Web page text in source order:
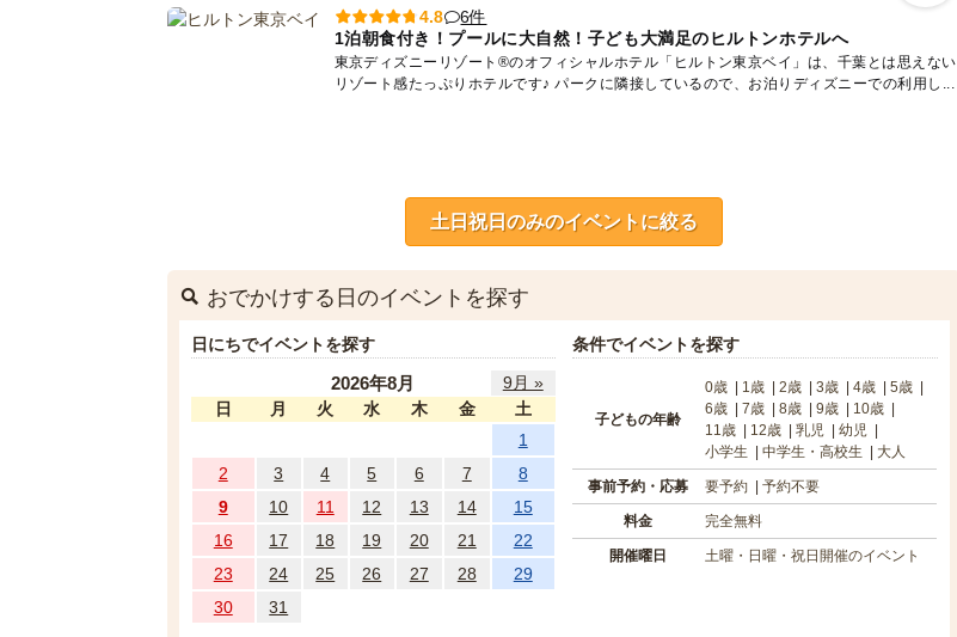
4.8
6件
1泊朝食付き！プールに大自然！子ども大満足のヒルトンホテルへ
東京ディズニーリゾート®のオフィシャルホテル「ヒルトン東京ベイ」は、千葉とは思えない
リゾート感たっぷりホテルです♪ パークに隣接しているので、お泊りディズニーでの利用し...
土日祝日のみのイベントに絞る
おでかけする日のイベントを探す
日にちでイベントを探す
2026年8月
9月 »
日
月 火 水 木 金
土
1
2
3 4 5 6 7
8
9
10 11 12 13 14
15
16
17 18 19 20 21
22
23
24 25 26 27 28
29
30
31
条件でイベントを探す
子どもの年齢
0歳 1歳 2歳 3歳 4歳
5歳
6歳
7歳 8歳 9歳
10歳
11歳
12歳 乳児
幼児
小学生
中学生・高校生 大人
事前予約・応募 要予約 予約不要
料金 完全無料
開催曜日 土曜・日曜・祝日開催のイベント